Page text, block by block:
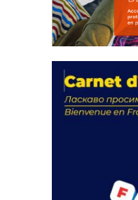
actions
18 septembre 2023
FEUILLETER